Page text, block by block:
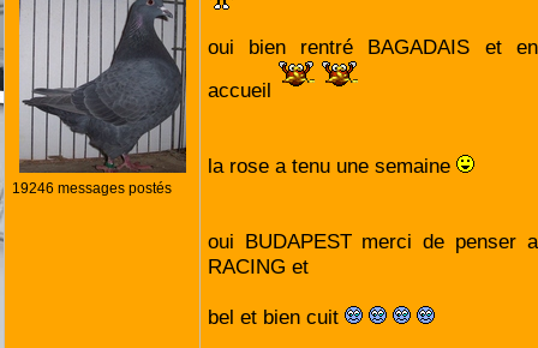
19246 messages postés
oui bien rentré BAGADAIS et
accueil
la rose a tenu une semaine
oui BUDAPEST merci de penser
RACING et
bel et bien cuit